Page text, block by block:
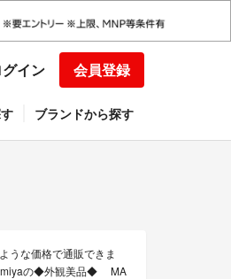
グイン 会員登録
ブランドから探す
うな価格で通販できま
の◆外観美品◆ MA